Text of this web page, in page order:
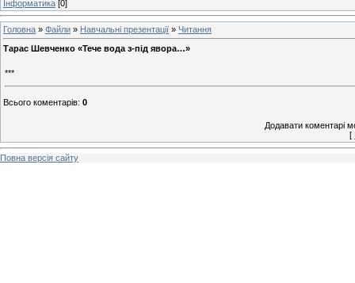
Інформатика [0]
Головна » Файли » Навчальні презентації » Читання
Тарас Шевченко «Тече вода з-під явора…»
***
Всього коментарів: 0
Додавати коментарі
[
Повна версія сайту